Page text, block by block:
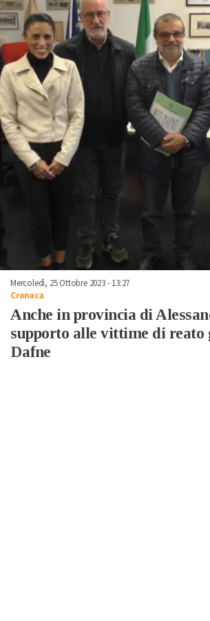
Mercoledì, 25 Ottobre 2023 - 13:27
Cronaca
Anche in provincia di
supporto alle vittime di reato
Dafne